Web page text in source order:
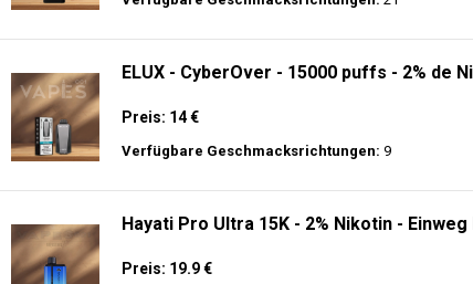
ELUX - CyberOver - 15000 puffs - 2% de
Preis: 14 €
Verfügbare Geschmacksrichtungen: 9
Hayati Pro Ultra 15K - 2% Nikotin -
Preis: 19.9 €